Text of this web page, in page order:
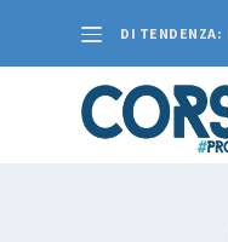
DI TENDENZA: